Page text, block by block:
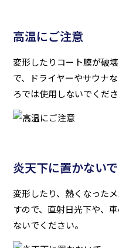
高温にご注意
変形したりコート膜が破
で、ドライヤーやサウナ
ろでは使用しないでくださ
炎天下に置かないで
変形したり、熱くなった
すので、直射日光下や、
ないでください。